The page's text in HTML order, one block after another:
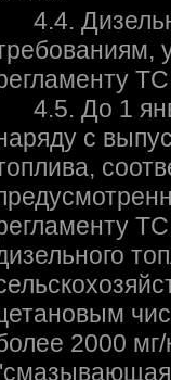
4.4.
4.5. До 1
с
2000